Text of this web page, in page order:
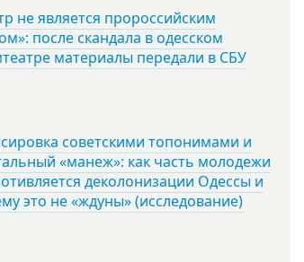
не является пророссийским
после скандала в одесском
материалы передали в СБУ
советскими топонимами и
«манеж»: как часть молодежи
деколонизации Одессы и
это не «ждуны» (исследование)